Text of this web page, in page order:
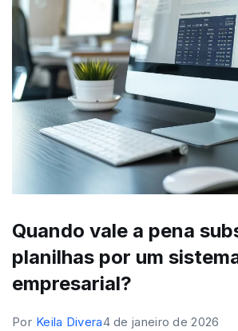
Quando vale a pena
planilhas por um
empresarial?
Por Keila Divera4 de janeiro de 2026